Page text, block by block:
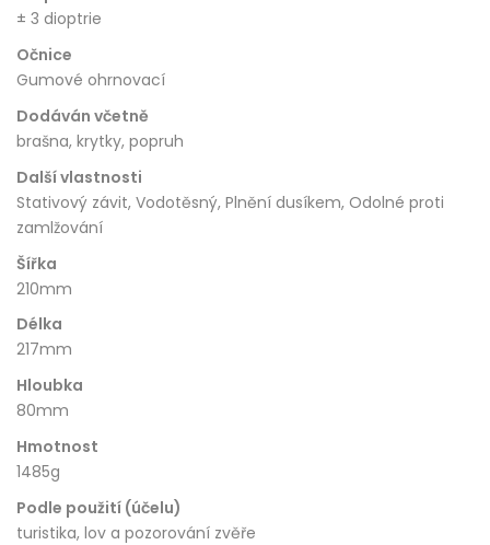
± 3 dioptrie
Očnice
Gumové ohrnovací
Dodáván včetně
brašna, krytky, popruh
Další vlastnosti
Stativový závit, Vodotěsný, Plnění dusíkem, Odolné proti
zamlžování
Šířka
210mm
Délka
217mm
Hloubka
80mm
Hmotnost
1485g
Podle použití (účelu)
turistika, lov a pozorování zvěře